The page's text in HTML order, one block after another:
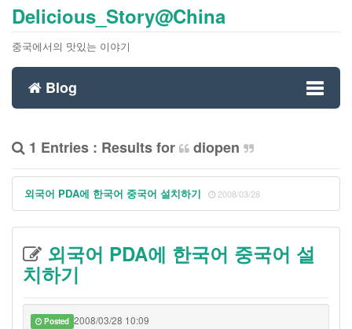
Delicious_Story@China
중국에서의 맛있는 이야기
Blog
1 Entries : Results for diopen
외국어 PDA에 한국어 중국어 설치하기 2008/03/28
외국어 PDA에 한국어 중국어 설
치하기
Posted 2008/03/28 10:09